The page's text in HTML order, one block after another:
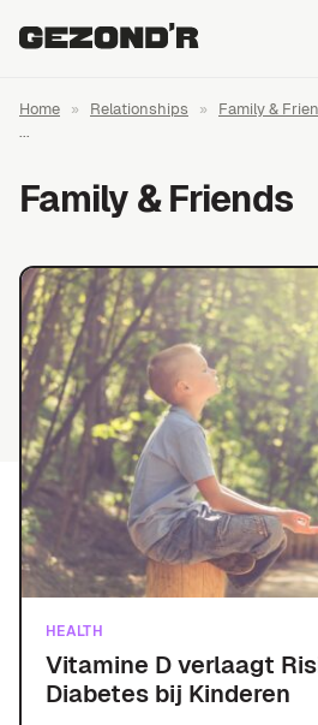
Home » Relationships » Family &
...
Family & Friends
HEALTH
Vitamine D verlaagt
Diabetes bij Kinderen